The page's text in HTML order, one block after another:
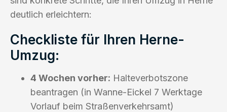
deutlich erleichtern:
Checkliste für Ihren Herne-
Umzug:
4 Wochen vorher: Halteverbotszone
beantragen (in Wanne-Eickel 7 Werktage
Vorlauf beim Straßenverkehrsamt)